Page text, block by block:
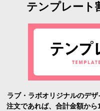
テンプレート
ラブ・ラボオリジナルのデ
注文であれば、合計金額から